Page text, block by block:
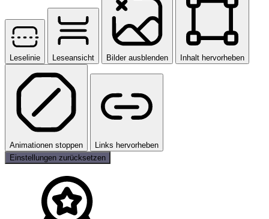
Leselinie Leseansicht Bilder ausblenden Inhalt hervorheben
Animationen stoppen
Links hervorheben
Einstellungen zurücksetzen